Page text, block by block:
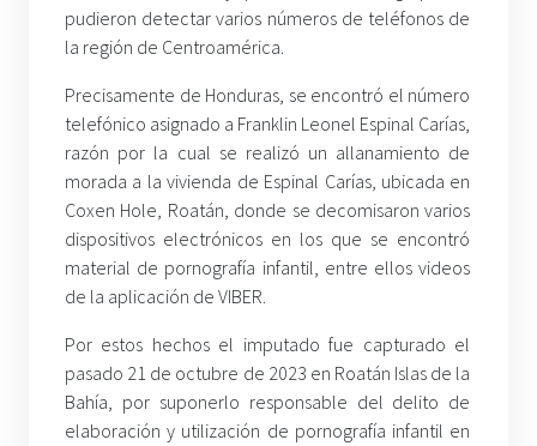
pudieron detectar varios números de teléfonos de
la región de Centroamérica.
Precisamente de Honduras, se encontró el número
telefónico asignado a Franklin Leonel Espinal Carías,
razón por la cual se realizó un allanamiento de
morada a la vivienda de Espinal Carías, ubicada en
Coxen Hole, Roatán, donde se decomisaron varios
dispositivos electrónicos en los que se encontró
material de pornografía infantil, entre ellos videos
de la aplicación de VIBER.
Por estos hechos el imputado fue capturado el
pasado 21 de octubre de 2023 en Roatán Islas de la
Bahía, por suponerlo responsable del delito de
elaboración y utilización de pornografía infantil en